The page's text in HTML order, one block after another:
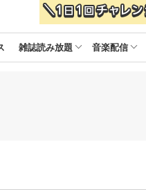
雑誌読み放題 音楽配信